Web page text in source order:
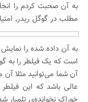
به آن صحبت کردم را
مطلب در گوگل ریدر٬ امتیاز مربوط به
به آن داده شده را
است که یک فیلطر را به
آن شما می‌توانید مثلا آن
عالی باشد که این